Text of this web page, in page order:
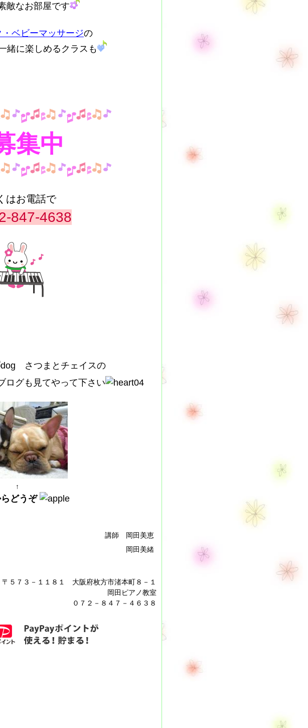
敵なお部屋です
ベビーマッサージの
緒に楽しめるクラスも
集中
はお電話で
847-4638
さつまとチェイスの
ログも見てやって下さい
↑
どうぞ
講師 岡田美恵
岡田美緒
〒５７３－１１８１ 大阪府枚方市渚本町８－１
岡田ピアノ教室
０７２－８４７－４６３８